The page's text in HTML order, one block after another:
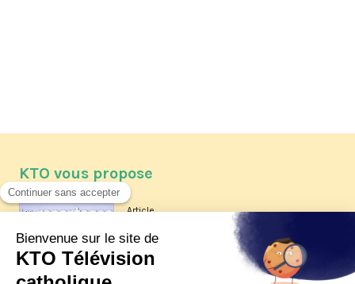
KTO vous propose
Article
Les reportages d'été 2026 de KTO